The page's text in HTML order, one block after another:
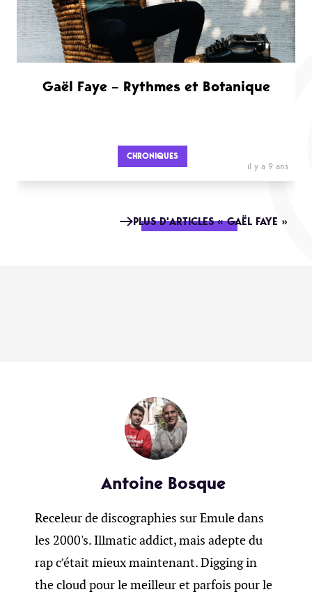
Gaël Faye – Rythmes et Botanique
CHRONIQUES
il y a 9 ans
PLUS D'ARTICLES « GAËL FAYE »
Antoine Bosque
Receleur de discographies sur Emule dans
les 2000's. Illmatic addict, mais adepte du
rap c’était mieux maintenant. Digging in
the cloud pour le meilleur et parfois pour le